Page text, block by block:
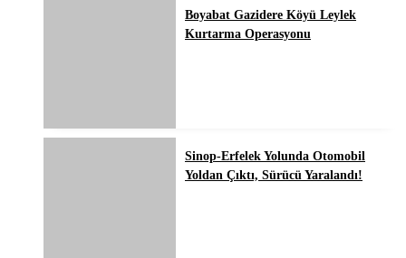
Boyabat Gazidere Köyü Leylek
Kurtarma Operasyonu
Sinop-Erfelek Yolunda Otomobil
Yoldan Çıktı, Sürücü Yaralandı!